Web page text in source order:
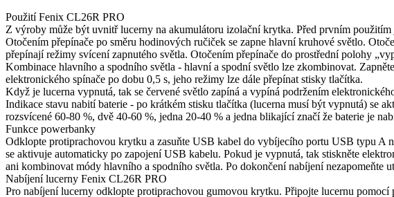
Použití Fenix CL26R PRO
Z výroby může být uvnitř lucerny na akumulátoru izolační krytka. Před prvním použitím
Otočením přepínače po směru hodinových ručiček se zapne hlavní kruhové světlo.
přepínají režimy svícení zapnutého světla. Otočením přepínače do prostřední polohy
Kombinace hlavního a spodního světla - hlavní a spodní světlo lze zkombinovat.
elektronického spínače po dobu 0,5 s, jeho režimy lze dále přepínat stisky tlačítka.
Když je lucerna vypnutá, tak se červené světlo zapíná a vypíná podržením
Indikace stavu nabití baterie - po krátkém stisku tlačítka (lucerna musí být vypnutá) se
rozsvícené 60-80 %, dvě 40-60 %, jedna 20-40 % a jedna blikající značí že baterie je
Funkce powerbanky
Odklopte protiprachovou krytku a zasuňte USB kabel do vybíjecího portu USB typu A
se aktivuje automaticky po zapojení USB kabelu. Pokud je vypnutá, tak stiskněte
ani kombinovat módy hlavního a spodního světla. Po dokončení nabíjení
Nabíjení lucerny Fenix CL26R PRO
Pro nabíjení lucerny odklopte protiprachovou gumovou krytku. Připojte lucernu